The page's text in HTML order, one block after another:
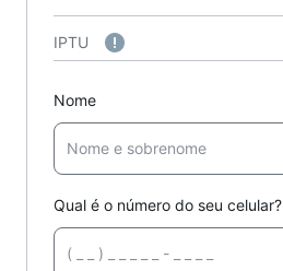
IPTU
Nome
Qual é o número do seu celular?